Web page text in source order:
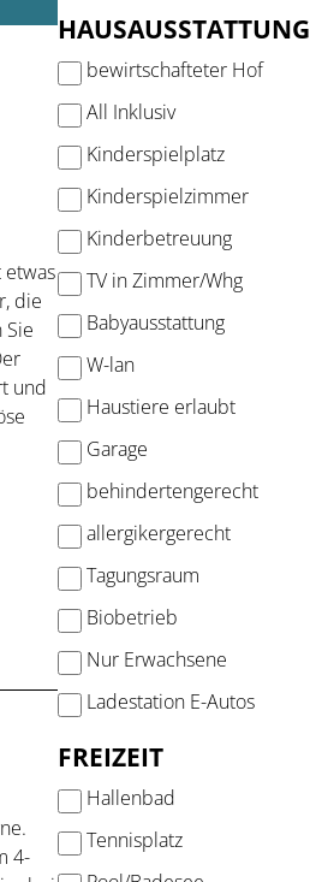
etwas
die
Sie
und
4-
HAUSAUSSTATTUNG
bewirtschafteter Hof
All Inklusiv
Kinderspielplatz
Kinderspielzimmer
Kinderbetreuung
TV in Zimmer/Whg
Babyausstattung
W-lan
Haustiere erlaubt
Garage
behindertengerecht
allergikergerecht
Tagungsraum
Biobetrieb
Nur Erwachsene
Ladestation E-Autos
FREIZEIT
Hallenbad
Tennisplatz